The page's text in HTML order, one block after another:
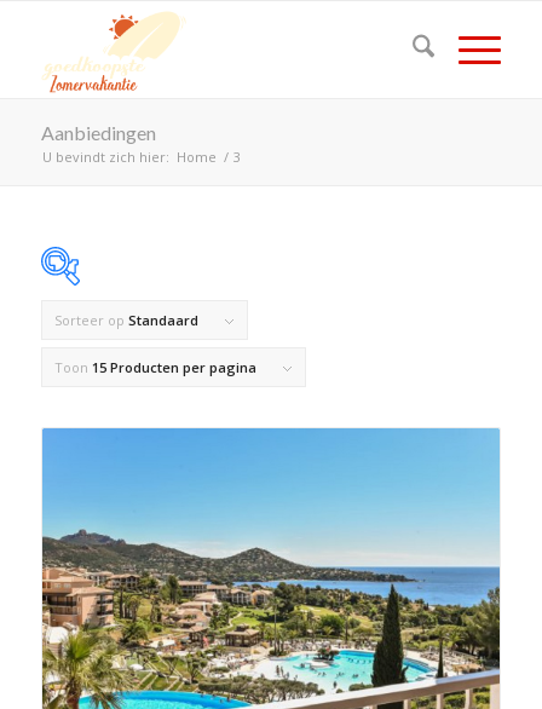
Aanbiedingen
U bevindt zich hier: Home / 3
Op voorraad
Product Land
Product Prijs vanaf €
Product Rating
Product Reisorganisatie
Sorteer op Standaard
Toon 15 Producten per pagina